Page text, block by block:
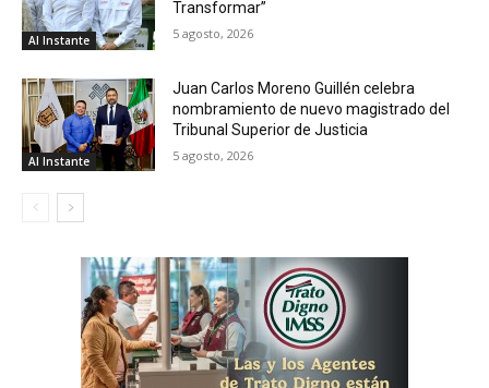
Al Instante
Transformar”
5 agosto, 2026
Al Instante
Juan Carlos Moreno Guillén celebra
nombramiento de nuevo magistrado del
Tribunal Superior de Justicia
5 agosto, 2026